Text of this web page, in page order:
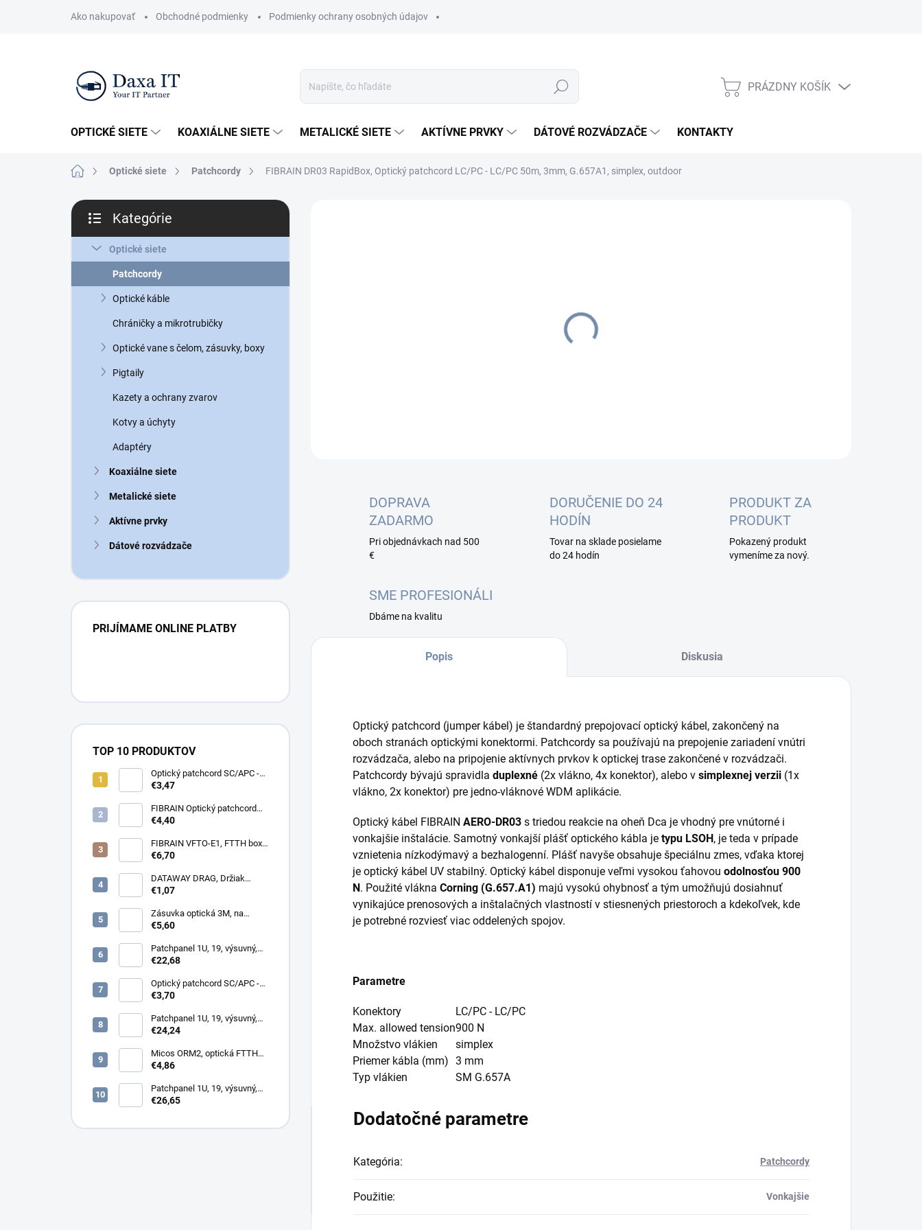
Ako nakupovať Obchodné podmienky Podmienky ochrany osobných údajov
Hľadať
NÁKUPNÝ
PRÁZDNY KOŠÍK
OPTICKÉ SIETE KOAXIÁLNE SIETE METALICKÉ SIETE AKTÍVNE PRVKY DÁTOVÉ ROZVÁDZAČE KONTAKTY
DomovOptické siete Patchcordy FIBRAIN DR03 RapidBox, Optický patchcord LC/PC - LC/PC 50m, 3mm, G.657A1, simplex, outdoor
B
č
ý
p
kategórie
Kategórie
Optické siete
Patchcordy
Optické káble
Chráničky a mikrotrubičky
Optické vane s čelom, zásuvky, boxy
Pigtaily
Kazety a ochrany zvarov
Kotvy a úchyty
Adaptéry
Koaxiálne siete
Metalické siete
Aktívne prvky
Dátové rozvádzače
PRIJÍMAME ONLINE PLATBY
TOP 10 PRODUKTOV
Optický patchcord SC/APC -
LC/APC 1m simplex, SM,
€3,47
FIBRAIN Optický patchcord
LC/APC - LC/APC 1m, Gold,
€4,40
FIBRAIN VFTO-E1, FTTH box,
1x adaptér SC/APC, 1x pigtail
€6,70
DATAWAY DRAG, Držiak
kotvy, na stĺp, kovový
€1,07
Zásuvka optická 3M, na
omítku hybridní, 8686,
€5,60
Patchpanel 1U, 19, výsuvný,
12x SC simplex, biely (1x
€22,68
Optický patchcord SC/APC -
LC/PC 1m duplex, SM,
€3,70
Patchpanel 1U, 19, výsuvný,
24x SC simplex, 24x LC
€24,24
Micos ORM2, optická FTTH
zásuvka, 2x SC simplex
€4,86
Patchpanel 1U, 19, výsuvný,
12x SC duplex, biely (2x
€26,65
DOPRAVA
ZADARMO
Pri objednávkach nad 500
€
DORUČENIE DO 24
HODÍN
Tovar na sklade posielame
do 24 hodín
PRODUKT ZA
PRODUKT
Pokazený produkt
vymeníme za nový.
SME PROFESIONÁLI
Dbáme na kvalitu
Popis Diskusia
Optický patchcord (jumper kábel) je štandardný prepojovací optický kábel, zakončený na
oboch stranách optickými konektormi. Patchcordy sa používajú na prepojenie zariadení vnútri
rozvádzača, alebo na pripojenie aktívnych prvkov k optickej trase zakončené v rozvádzači.
Patchcordy bývajú spravidla duplexné (2x vlákno, 4x konektor), alebo v simplexnej verzii (1x
vlákno, 2x konektor) pre jedno-vláknové WDM aplikácie.
Optický kábel FIBRAIN AERO-DR03 s triedou reakcie na oheň Dca je vhodný pre vnútorné i
vonkajšie inštalácie. Samotný vonkajší plášť optického kábla je typu LSOH, je teda v prípade
vznietenia nízkodýmavý a bezhalogenní. Plášť navyše obsahuje špeciálnu zmes, vďaka ktorej
je optický kábel UV stabilný. Optický kábel disponuje veľmi vysokou ťahovou odolnosťou 900
N. Použité vlákna Corning (G.657.A1) majú vysokú ohybnosť a tým umožňujú dosiahnuť
vynikajúce prenosových a inštalačných vlastností v stiesnených priestoroch a kdekoľvek, kde
je potrebné rozviesť viac oddelených spojov.
Parametre
Konektory
LC/PC - LC/PC
Max. allowed tension900 N
Množstvo vlákien
simplex
Priemer kábla (mm) 3 mm
Typ vlákien
SM G.657A
Dodatočné parametre
Kategória: Patchcordy
Použitie: Vonkajšie